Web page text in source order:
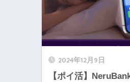
2024年12月9日
【ポイ活】